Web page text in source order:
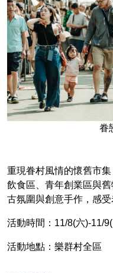
眷
重現眷村風情的懷舊市
飲食區、青年創業區與
古氛圍與創意手作，感
活動時間：11/8(六)-11/
活動地點：樂群村全區